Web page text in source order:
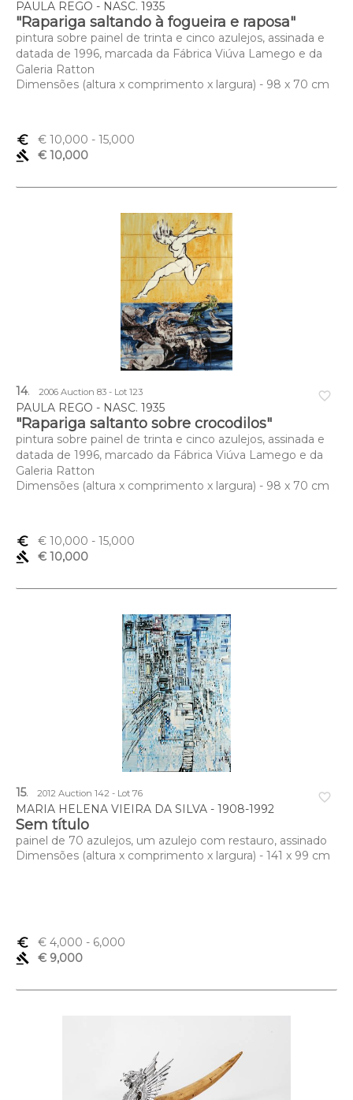
PAULA REGO - NASC. 1935
"Rapariga saltando à fogueira e raposa"
pintura sobre painel de trinta e cinco azulejos, assinada e
datada de 1996, marcada da Fábrica Viúva Lamego e da
Galeria Ratton
Dimensões (altura x comprimento x largura) - 98 x 70 cm
euro_symbol € 10,000 - 15,000
gavel
€ 10,000
favorite_border
14. 2006 Auction 83 - Lot 123
PAULA REGO - NASC. 1935
"Rapariga saltanto sobre crocodilos"
pintura sobre painel de trinta e cinco azulejos, assinada e
datada de 1996, marcado da Fábrica Viúva Lamego e da
Galeria Ratton
Dimensões (altura x comprimento x largura) - 98 x 70 cm
euro_symbol € 10,000 - 15,000
gavel
€ 10,000
favorite_border
15. 2012 Auction 142 - Lot 76
MARIA HELENA VIEIRA DA SILVA - 1908-1992
Sem título
painel de 70 azulejos, um azulejo com restauro, assinado
Dimensões (altura x comprimento x largura) - 141 x 99 cm
euro_symbol € 4,000 - 6,000
gavel
€ 9,000